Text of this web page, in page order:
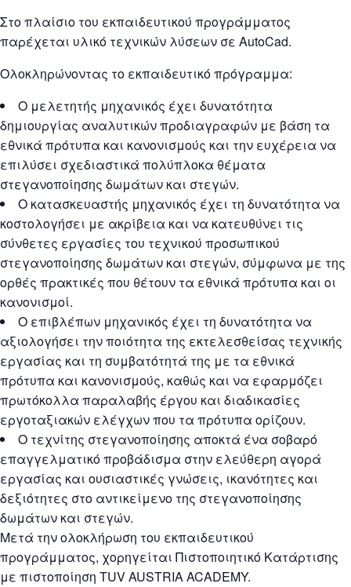
Στο πλαίσιο του εκπαιδευτικού προγράμματος
παρέχεται υλικό τεχνικών λύσεων σε AutoCad.
Ολοκληρώνοντας το εκπαιδευτικό πρόγραμμα:
Ο μελετητής μηχανικός έχει δυνατότητα
δημιουργίας αναλυτικών προδιαγραφών με βάση τα
εθνικά πρότυπα και κανονισμούς και την ευχέρεια να
επιλύσει σχεδιαστικά πολύπλοκα θέματα
στεγανοποίησης δωμάτων και στεγών.
Ο κατασκευαστής μηχανικός έχει τη δυνατότητα να
κοστολογήσει με ακρίβεια και να κατευθύνει τις
σύνθετες εργασίες του τεχνικού προσωπικού
στεγανοποίησης δωμάτων και στεγών, σύμφωνα με της
ορθές πρακτικές που θέτουν τα εθνικά πρότυπα και οι
κανονισμοί.
Ο επιβλέπων μηχανικός έχει τη δυνατότητα να
αξιολογήσει την ποιότητα της εκτελεσθείσας τεχνικής
εργασίας και τη συμβατότητά της με τα εθνικά
πρότυπα και κανονισμούς, καθώς και να εφαρμόζει
πρωτόκολλα παραλαβής έργου και διαδικασίες
εργοταξιακών ελέγχων που τα πρότυπα ορίζουν.
Ο τεχνίτης στεγανοποίησης αποκτά ένα σοβαρό
επαγγελματικό προβάδισμα στην ελεύθερη αγορά
εργασίας και ουσιαστικές γνώσεις, ικανότητες και
δεξιότητες στο αντικείμενο της στεγανοποίησης
δωμάτων και στεγών.
Μετά την ολοκλήρωση του εκπαιδευτικού
προγράμματος, χορηγείται Πιστοποιητικό Κατάρτισης
με πιστοποίηση TUV AUSTRIA ACADEMY.